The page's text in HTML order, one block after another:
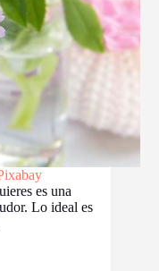
es una
Lo ideal es